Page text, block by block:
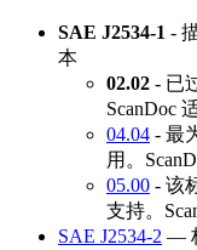
SAE J2534-1 -
本
02.02 - 已
ScanDoc
04.04 - 最
用。
05.00 - 该
支持。
SAE J2534-2 —